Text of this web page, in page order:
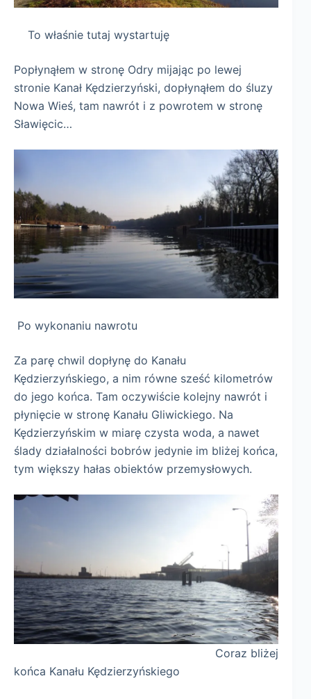
To właśnie tutaj wystartuję
Popłynąłem w stronę Odry mijając po lewej
stronie Kanał Kędzierzyński, dopłynąłem do śluzy
Nowa Wieś, tam nawrót i z powrotem w stronę
Sławięcic…
Po wykonaniu nawrotu
Za parę chwil dopłynę do Kanału
Kędzierzyńskiego, a nim równe sześć kilometrów
do jego końca. Tam oczywiście kolejny nawrót i
płynięcie w stronę Kanału Gliwickiego. Na
Kędzierzyńskim w miarę czysta woda, a nawet
ślady działalności bobrów jedynie im bliżej końca,
tym większy hałas obiektów przemysłowych.
Coraz bliżej
końca Kanału Kędzierzyńskiego